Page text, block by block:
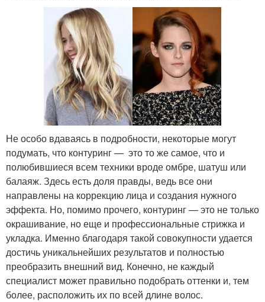
Не особо вдаваясь в подробности, некоторые могут
подумать, что контуринг — это то же самое, что и
полюбившиеся всем техники вроде омбре, шатуш или
балаяж. Здесь есть доля правды, ведь все они
направлены на коррекцию лица и создания нужного
эффекта. Но, помимо прочего, контуринг — это не только
окрашивание, но еще и профессиональные стрижка и
укладка. Именно благодаря такой совокупности удается
достичь уникальнейших результатов и полностью
преобразить внешний вид. Конечно, не каждый
специалист может правильно подобрать оттенки и, тем
более, расположить их по всей длине волос.